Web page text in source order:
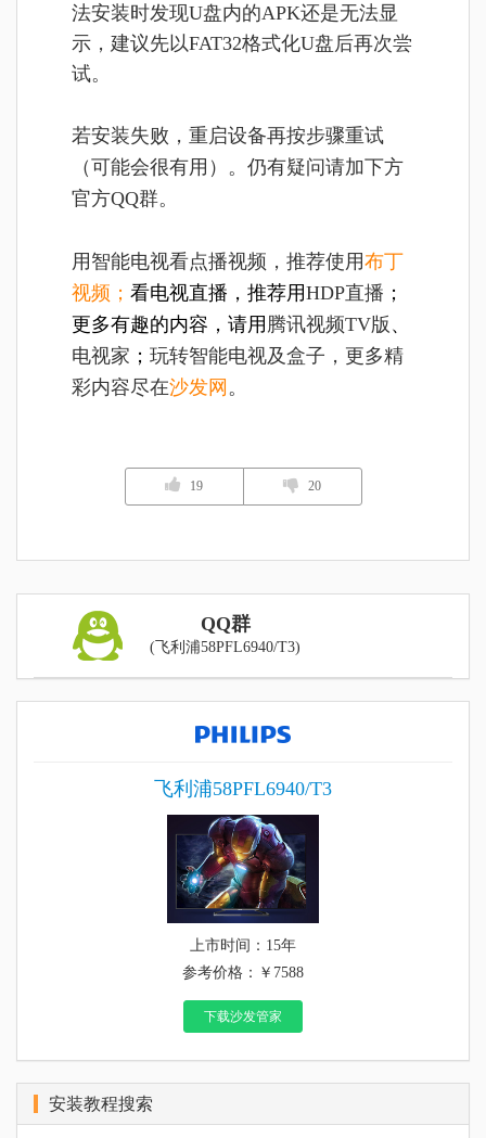
法安装时发现U盘内的APK还是无法显
示，建议先以FAT32格式化U盘后再次尝
试。
若安装失败，重启设备再按步骤重试
（可能会很有用）。仍有疑问请加下方
官方QQ群。
用智能电视看点播视频，推荐使用布丁
视频 ； 看电视直播，推荐用HDP直播 ；
更多有趣的内容，请用 腾讯视频TV版 、
电视家 ； 玩转智能电视及盒子，更多精
彩内容尽在沙发网 。
19 20
QQ群
(飞利浦58PFL6940/T3)
飞利浦58PFL6940/T3
上市时间：15年
参考价格：￥7588
下载沙发管家
安装教程搜索